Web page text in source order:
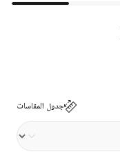
جدول المقاسات